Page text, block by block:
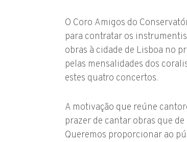
O Coro Amigos do
para contratar os
obras à cidade de Lisboa no
pelas mensalidades dos
estes quatro concertos.
A motivação que reúne
prazer de cantar obras que
Queremos proporcionar ao